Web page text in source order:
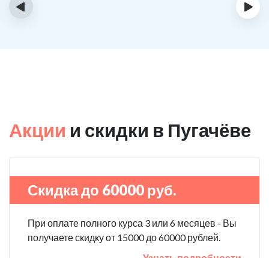
‹ ›
Акции и скидки в Пугачёве
Скидка до 60000 руб.
При оплате полного курса 3 или 6 месяцев - Вы
получаете скидку от 15000 до 60000 рублей.